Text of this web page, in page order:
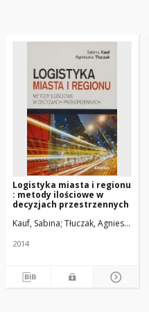
Logistyka miasta i regionu
: metody ilościowe w
decyzjach przestrzennych
Kauf, Sabina Tłuczak, Agnieszka
2014